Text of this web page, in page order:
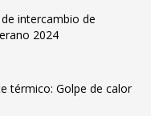
intercambio de
2024
térmico: Golpe de calor